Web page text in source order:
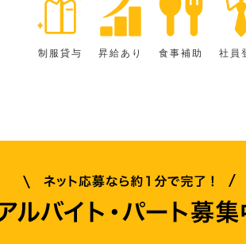
制服貸与 昇給あり 食事補助 社員